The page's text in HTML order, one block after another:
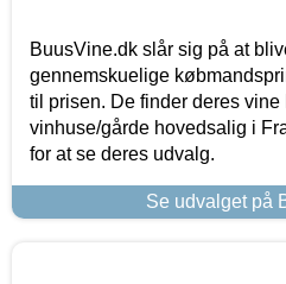
BuusVine.dk slår sig på at
gennemskuelige
til prisen. De finder deres vine
vinhuse/gårde hovedsalig i
for at se deres udvalg.
Se udvalget på